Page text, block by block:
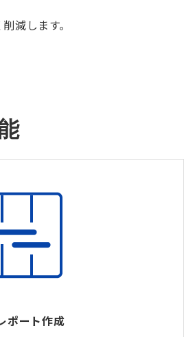
減します。
ポート作成